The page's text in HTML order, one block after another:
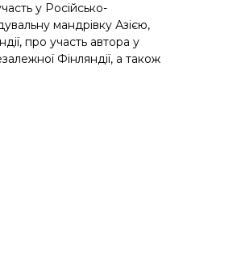
у Російсько-
мандрівку Азією,
про участь автора у
Фінляндії, а також